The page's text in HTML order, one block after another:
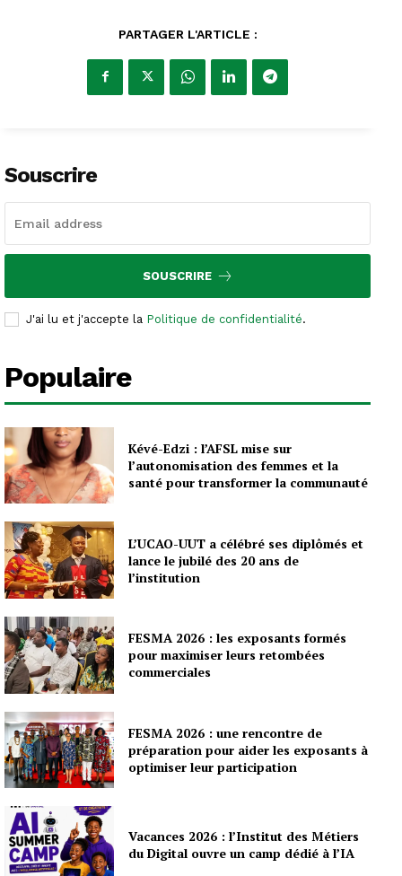
PARTAGER L'ARTICLE :
Souscrire
SOUSCRIRE
J'ai lu et j'accepte la Politique de confidentialité.
Populaire
Kévé-Edzi : l’AFSL mise sur
l’autonomisation des femmes et la
santé pour transformer la communauté
L’UCAO-UUT a célébré ses diplômés et
lance le jubilé des 20 ans de
l’institution
FESMA 2026 : les exposants formés
pour maximiser leurs retombées
commerciales
FESMA 2026 : une rencontre de
préparation pour aider les exposants à
optimiser leur participation
Vacances 2026 : l’Institut des Métiers
du Digital ouvre un camp dédié à l’IA